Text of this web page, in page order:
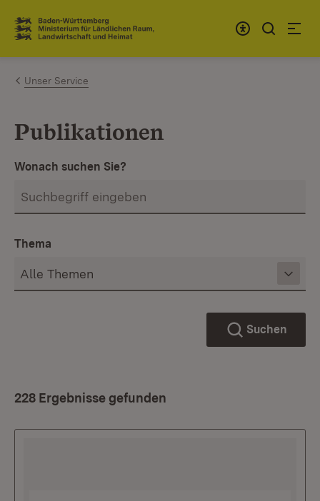
Zum Inhalt springen
Link zur Startseite
Unser Service
Publikationen
Wonach suchen Sie?
Thema
Suchen
228 Ergebnisse gefunden